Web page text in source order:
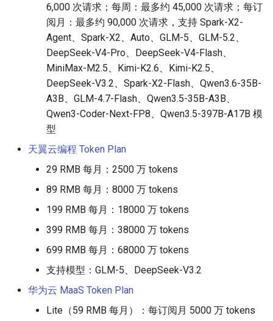
6,000 次请求；每周：最多约 45,000 次请求；每订
阅月：最多约 90,000 次请求，支持 Spark-X2-
Agent、Spark-X2、Auto、GLM-5、GLM-5.2、
DeepSeek-V4-Pro、DeepSeek-V4-Flash、
MiniMax-M2.5、Kimi-K2.6、Kimi-K2.5、
DeepSeek-V3.2、Spark-X2-Flash、Qwen3.6-35B-
A3B、GLM-4.7-Flash、Qwen3.5-35B-A3B、
Qwen3-Coder-Next-FP8、Qwen3.5-397B-A17B 模
型
天翼云编程 Token Plan
29 RMB 每月：2500 万 tokens
89 RMB 每月：8000 万 tokens
199 RMB 每月：18000 万 tokens
399 RMB 每月：38000 万 tokens
699 RMB 每月：68000 万 tokens
支持模型：GLM-5、DeepSeek-V3.2
华为云 MaaS Token Plan
Lite（59 RMB 每月）：每订阅月 5000 万 tokens